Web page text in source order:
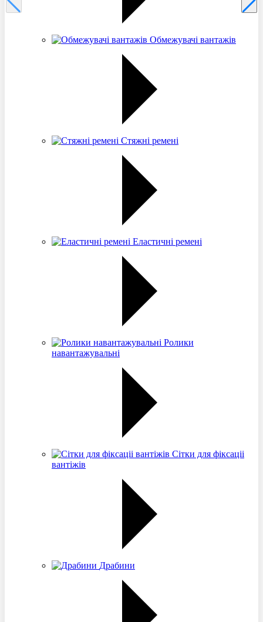
Обмежувачі вантажів
Стяжні ремені
Еластичні ремені
Ролики
навантажувальні
Сітки для фіксаціі
вантіжів
Драбини